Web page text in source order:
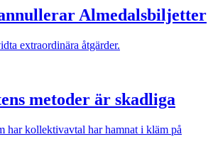
Almedalsbiljetter
extraordinära åtgärder.
metoder är skadliga
har kollektivavtal har hamnat i kläm på